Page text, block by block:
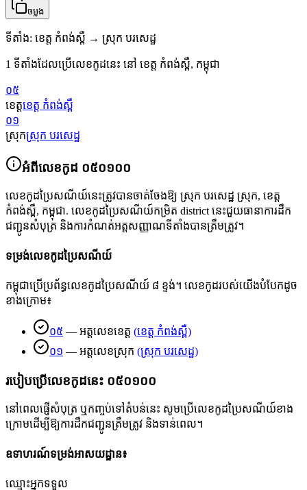
ចម្លង
ទីតាំង: ខេត្ត កំពង់ស្ពឺ → ស្រុក បរសេដ្ឋ
1 ទីតាំងដែលប្រើលេខកូដនេះ នៅ ខេត្ត កំពង់ស្ពឺ, កម្ពុជា
០៥
ខេត្តខេត្ត កំពង់ស្ពឺ
០១
ស្រុកស្រុក បរសេដ្ឋ
អំពីលេខកូដ ០៥០១០០
លេខកូដប្រៃសណីយ៍នេះត្រូវបានចាត់ចែងឱ្យ ស្រុក បរសេដ្ឋ ស្រុក, ខេត្ត
កំពង់ស្ពឺ, កម្ពុជា. លេខកូដប្រៃសណីយ៍កម្រិត district នេះជួយធានាការដឹក
ជញ្ជូនសំបុត្រ និងការកំណត់អត្តសញ្ញាណទីតាំងបានត្រឹមត្រូវ។
ទម្រង់លេខកូដប្រៃសណីយ៍
កម្ពុជាប្រើប្រព័ន្ធលេខកូដប្រៃសណីយ៍ ៨ ខ្ទង់។ លេខកូដរបស់យើងបំបែកដូច
ខាងក្រោម៖
០៥ — អត្តលេខខេត្ត (ខេត្ត កំពង់ស្ពឺ)
០១ — អត្តលេខស្រុក (ស្រុក បរសេដ្ឋ)
របៀបប្រើលេខកូដនេះ ០៥០១០០
នៅពេលផ្ញើសំបុត្រ ឬកញ្ចប់ទៅតំបន់នេះ សូមប្រើលេខកូដប្រៃសណីយ៍ខាង
ក្រោមដើម្បីឱ្យការដឹកជញ្ជូនត្រឹមត្រូវ និងទាន់ពេល។
ឧទាហរណ៍ទម្រង់អាសយដ្ឋាន៖
ឈ្មោះអ្នកទទួល